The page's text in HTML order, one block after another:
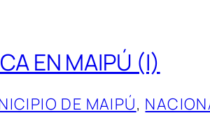
EN MAIPÚ (I)
DE MAIPÚ,